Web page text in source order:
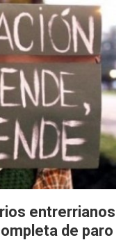
entrerrianos
de paro